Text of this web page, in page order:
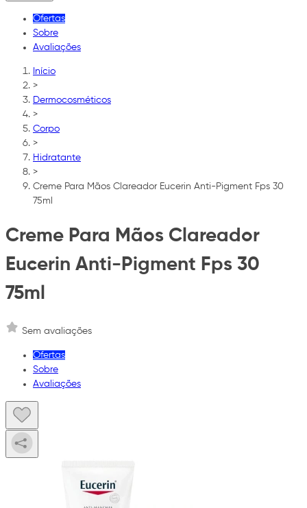
Ofertas
Sobre
Avaliações
Início
>
Dermocosméticos
>
Corpo
>
Hidratante
>
Creme Para Mãos Clareador Eucerin Anti-Pigment Fps 30
75ml
Creme Para Mãos Clareador
Eucerin Anti-Pigment Fps 30
75ml
Sem avaliações
Ofertas
Sobre
Avaliações